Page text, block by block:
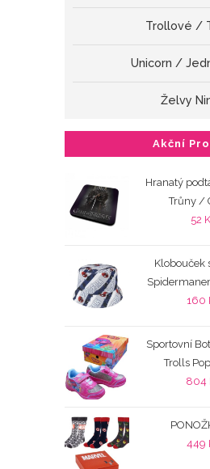
Trollové /
Unicorn /
Želvy
Akční
Hranatý
Trůny /
52
Klobouček
160
Sportovní
Trolls
804
449